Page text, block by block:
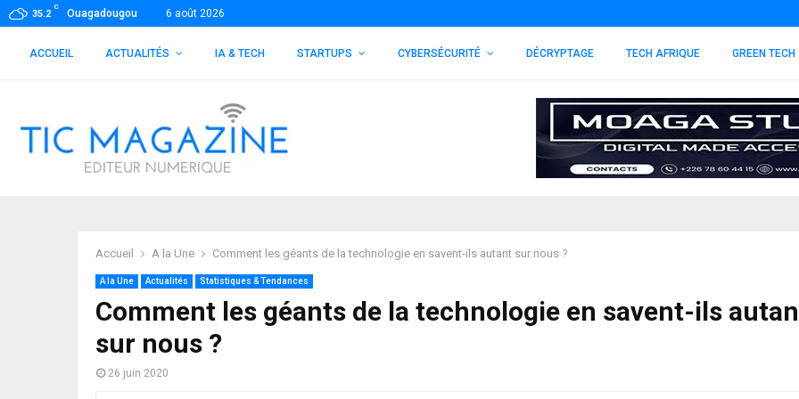
35.2
C
Ouagadougou 6 août 2026
ACCUEIL ACTUALITÉS IA & TECH STARTUPS CYBERSÉCURITÉ DÉCRYPTAGE TECH AFRIQUE GREEN TECH
Accueil A la Une Comment les géants de la technologie en savent-ils autant sur nous ?
A la Une Actualités Statistiques & Tendances
Comment les géants de la technologie en savent-ils
sur nous ?
26 juin 2020